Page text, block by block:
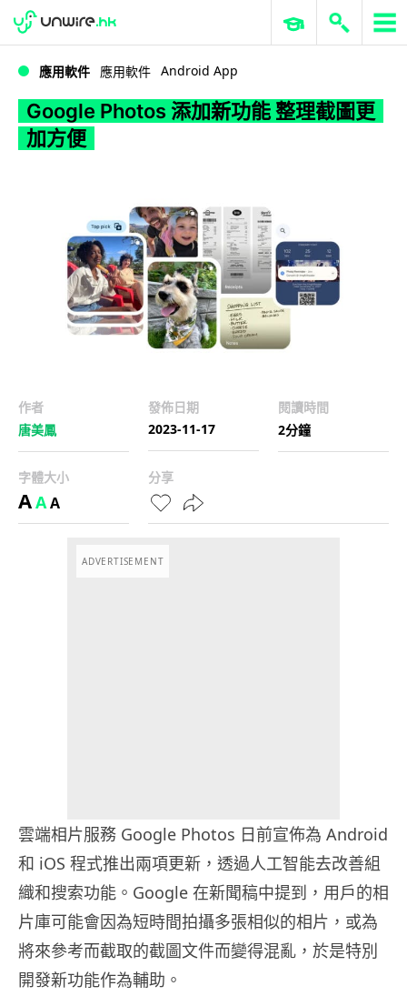
WWDC 2026 ERP 與商業 AI
應用軟件 應用軟件 Android App
Google Photos 添加新功能 整理截圖更
加方便
作者
唐美鳳
發佈日期
2023-11-17
閱讀時間
2分鐘
字體大小
AAA
分享
ADVERTISEMENT
雲端相片服務 Google Photos 日前宣佈為 Android
和 iOS 程式推出兩項更新，透過人工智能去改善組
織和搜索功能。Google 在新聞稿中提到，用戶的相
片庫可能會因為短時間拍攝多張相似的相片，或為
將來參考而截取的截圖文件而變得混亂，於是特別
開發新功能作為輔助。